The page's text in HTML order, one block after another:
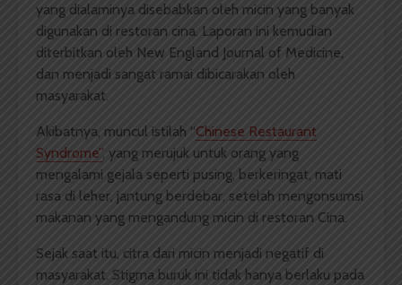
yang dialaminya disebabkan oleh micin yang banyak
digunakan di restoran cina. Laporan ini kemudian
diterbitkan oleh New England Journal of Medicine,
dan menjadi sangat ramai dibicarakan oleh
masyarakat.
Akibatnya, muncul istilah “Chinese Restaurant
Syndrome”, yang merujuk untuk orang yang
mengalami gejala seperti pusing, berkeringat, mati
rasa di leher, jantung berdebar, setelah mengonsumsi
makanan yang mengandung micin di restoran Cina.
Sejak saat itu, citra dari micin menjadi negatif di
masyarakat. Stigma buruk ini tidak hanya berlaku pada